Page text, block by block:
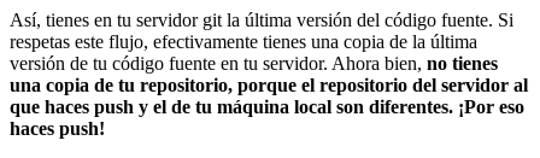
Así, tienes en tu servidor git la última versión del código fuente. Si
respetas este flujo, efectivamente tienes una copia de la última
versión de tu código fuente en tu servidor. Ahora bien, no tienes
una copia de tu repositorio, porque el repositorio del servidor al
que haces push y el de tu máquina local son diferentes. ¡Por eso
haces push!